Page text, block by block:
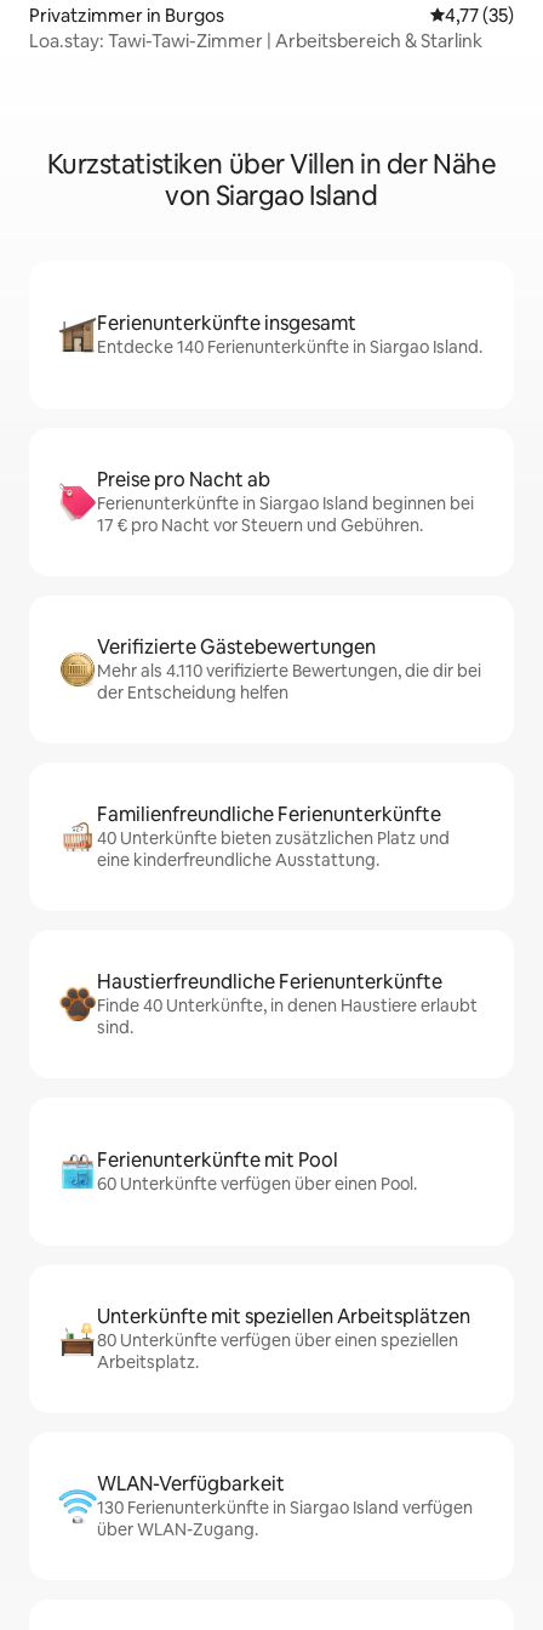
Privatzimmer in Burgos
4,77 (35)
Loa.stay: Tawi-Tawi-Zimmer | Arbeitsbereich & Starlink
Kurzstatistiken über Villen in der Nähe
von Siargao Island
Ferienunterkünfte insgesamt
Entdecke 140 Ferienunterkünfte in Siargao Island.
Preise pro Nacht ab
Ferienunterkünfte in Siargao Island beginnen bei
17 € pro Nacht vor Steuern und Gebühren.
Verifizierte Gästebewertungen
Mehr als 4.110 verifizierte Bewertungen, die dir bei
der Entscheidung helfen
Familienfreundliche Ferienunterkünfte
40 Unterkünfte bieten zusätzlichen Platz und
eine kinderfreundliche Ausstattung.
Haustierfreundliche Ferienunterkünfte
Finde 40 Unterkünfte, in denen Haustiere erlaubt
sind.
Ferienunterkünfte mit Pool
60 Unterkünfte verfügen über einen Pool.
Unterkünfte mit speziellen Arbeitsplätzen
80 Unterkünfte verfügen über einen speziellen
Arbeitsplatz.
WLAN-Verfügbarkeit
130 Ferienunterkünfte in Siargao Island verfügen
über WLAN-Zugang.